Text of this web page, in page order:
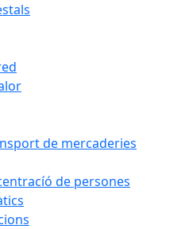
de mercaderies
de persones